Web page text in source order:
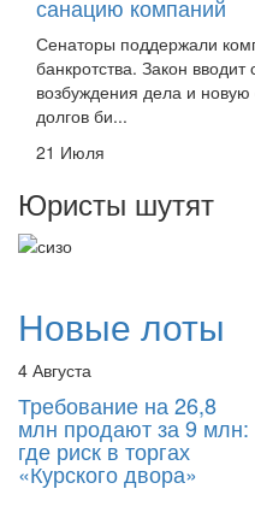
Сенаторы поддержали
банкротства. Закон вводит
возбуждения дела и новую
долгов би...
21 Июля
Новые лоты
4 Августа
Требование на 26,8
млн продают за 9 млн:
где риск в торгах
«Курского двора»